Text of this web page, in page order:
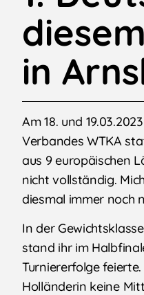
in
Am 18. und
Verbandes WTKA
aus 9 europäischen
nicht vollständig.
diesmal immer noch
In der
stand ihr im
Turniererfolge
Holländerin keine